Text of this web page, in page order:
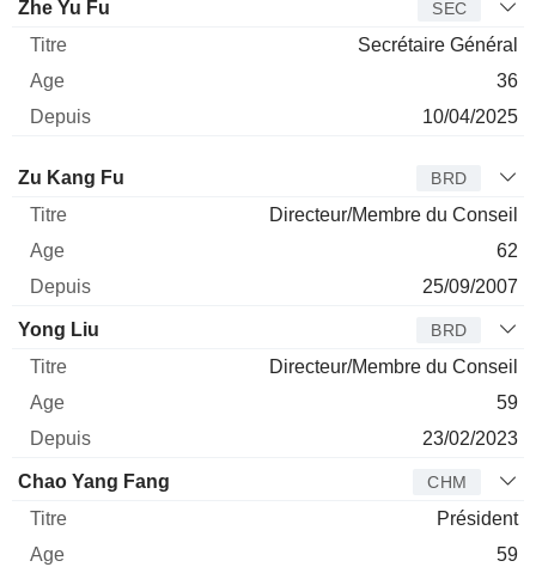
Zhe Yu Fu SEC
Secrétaire Général
36
10/04/2025
Administrateur
Zu Kang Fu BRD
Directeur/Membre du Conseil
62
25/09/2007
Yong Liu BRD
Directeur/Membre du Conseil
59
23/02/2023
Chao Yang Fang CHM
Président
59